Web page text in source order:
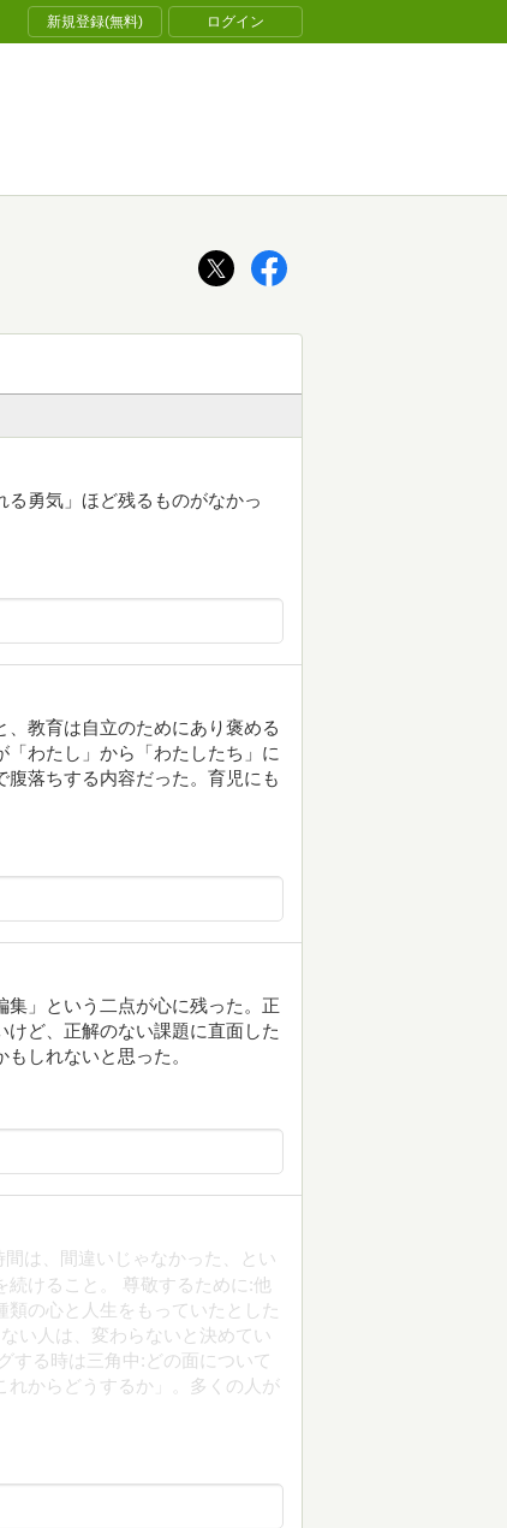
新規登録(無料) ログイン
る勇気」ほど残るものがなかっ
教育は自立のためにあり褒める
わたし」から「わたしたち」に
落ちする内容だった。育児にも
」という二点が心に残った。正
ど、正解のない課題に直面した
しれないと思った。
間は、間違いじゃなかった、とい
続けること。 尊敬するために:他
の心と人生をもっていたとした
い人は、変わらないと決めてい
する時は三角中:どの面について
れからどうするか」。多くの人が